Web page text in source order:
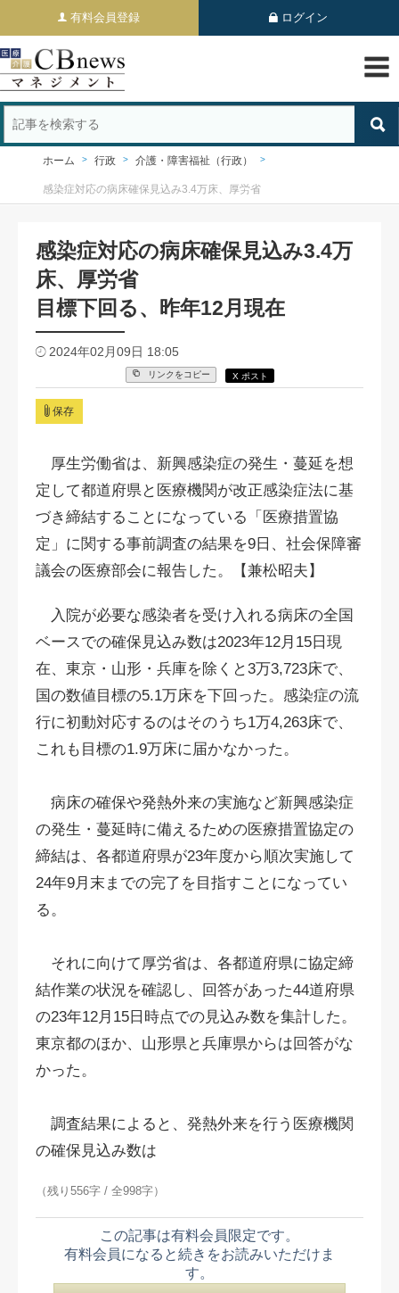
有料会員登録 ログイン
ホーム 行政 介護・障害福祉（行政）
感染症対応の病床確保見込み3.4万床、厚労省
感染症対応の病床確保見込み3.4万
床、厚労省
目標下回る、昨年12月現在
2024年02月09日 18:05
リンクをコピー X ポスト
保存
厚生労働省は、新興感染症の発生・蔓延を想
定して都道府県と医療機関が改正感染症法に基
づき締結することになっている「医療措置協
定」に関する事前調査の結果を9日、社会保障審
議会の医療部会に報告した。【兼松昭夫】
入院が必要な感染者を受け入れる病床の全国
ベースでの確保見込み数は2023年12月15日現
在、東京・山形・兵庫を除くと3万3,723床で、
国の数値目標の5.1万床を下回った。感染症の流
行に初動対応するのはそのうち1万4,263床で、
これも目標の1.9万床に届かなかった。
病床の確保や発熱外来の実施など新興感染症
の発生・蔓延時に備えるための医療措置協定の
締結は、各都道府県が23年度から順次実施して
24年9月末までの完了を目指すことになってい
る。
それに向けて厚労省は、各都道府県に協定締
結作業の状況を確認し、回答があった44道府県
の23年12月15日時点での見込み数を集計した。
東京都のほか、山形県と兵庫県からは回答がな
かった。
調査結果によると、発熱外来を行う医療機関
の確保見込み数は
（残り556字 / 全998字）
この記事は有料会員限定です。
有料会員になると続きをお読みいただけま
す。